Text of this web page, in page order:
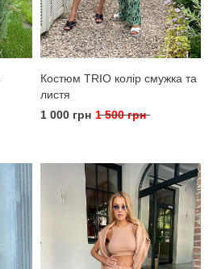
Костюм TRIO колір смужка та
листя
1 000 грн 1 500 грн